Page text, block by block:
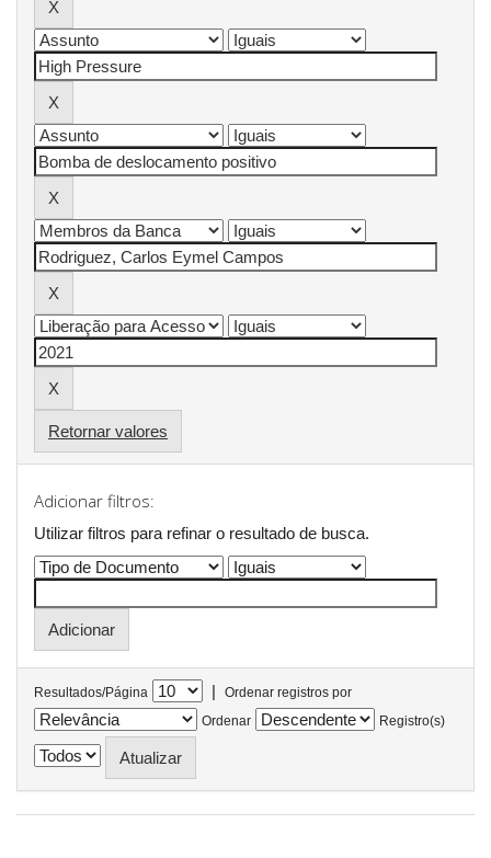
Retornar valores
Adicionar filtros:
Utilizar filtros para refinar o resultado de busca.
Resultados/Página |
Ordenar registros por
Ordenar
Registro(s)